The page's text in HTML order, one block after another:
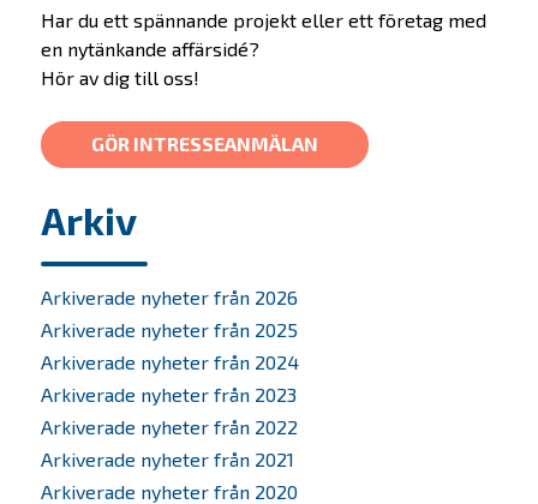
Prepare
Startup
Scaleup
Har du ett spännande projekt eller ett företag med
en nytänkande affärsidé?
Hör av dig till oss!
GÖR INTRESSEANMÄLAN
Arkiv
Arkiverade nyheter från 2026
Arkiverade nyheter från 2025
Arkiverade nyheter från 2024
Arkiverade nyheter från 2023
Arkiverade nyheter från 2022
Arkiverade nyheter från 2021
Arkiverade nyheter från 2020